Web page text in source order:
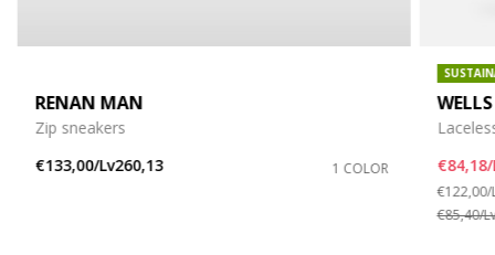
RENAN MAN
Zip sneakers
€133,00/Lv260,13
1 COLOR
Price
€122,00/
€85,40/